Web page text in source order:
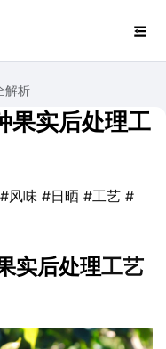
解析
果实后处理工
#风味 #日晒 #工艺 #
实后处理工艺